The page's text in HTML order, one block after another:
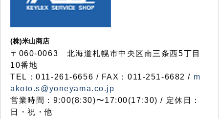
(株)米山商店
〒060-0063 北海道札幌市中央区南三条西5丁目
10番地
TEL：011-261-6656 / FAX：011-251-6682 / m
akoto.s@yoneyama.co.jp
営業時間：9:00(8:30)〜17:00(17:30) / 定休日：
日・祝・他